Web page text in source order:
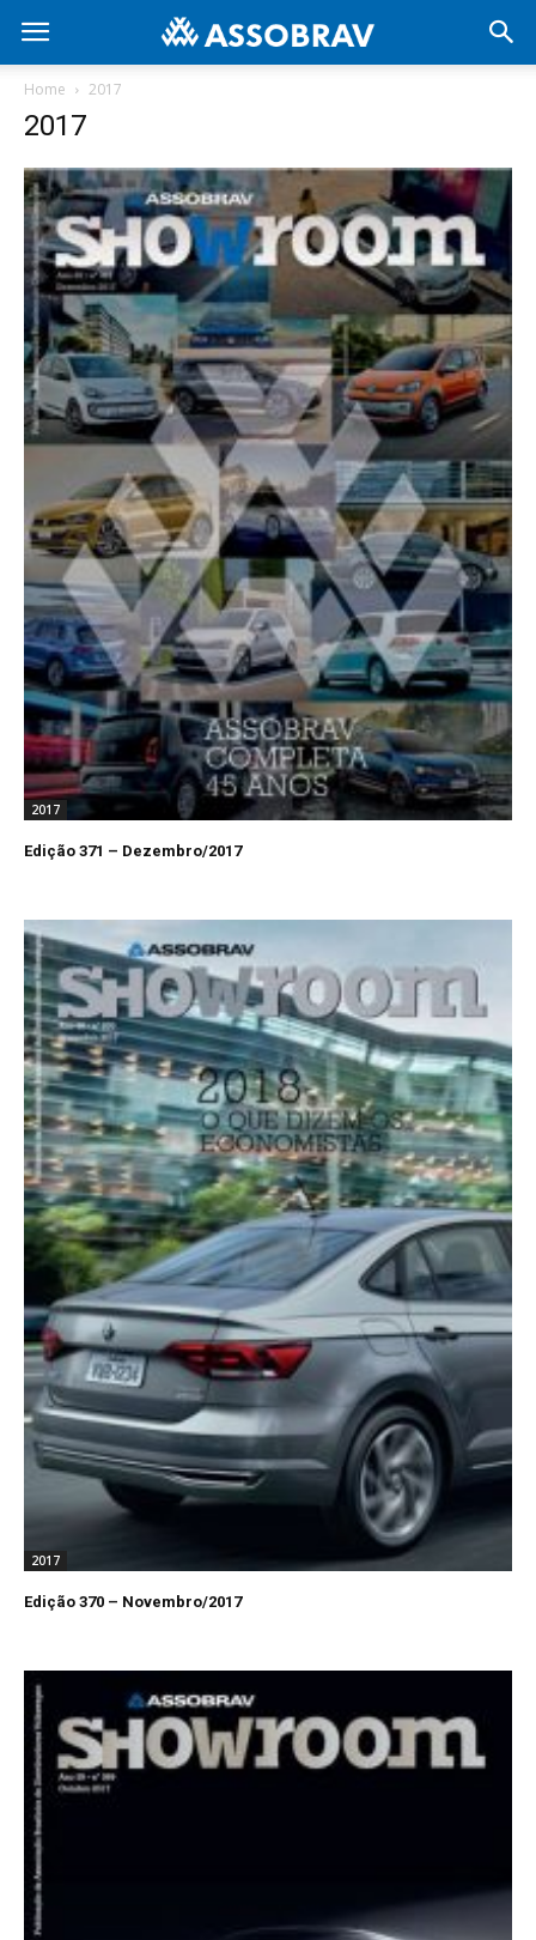
Home 2017
2017
2017
Edição 371 – Dezembro/2017
2017
Edição 370 – Novembro/2017